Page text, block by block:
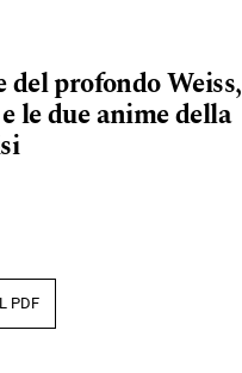
del profondo Weiss,
le due anime della
PDF